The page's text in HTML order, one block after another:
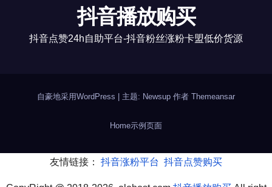
抖音播放购买
抖音点赞24h自助平台-抖音粉丝涨粉卡盟低价货源
自豪地采用WordPress 主题: Newsup 作者 Themeansar
Home示例页面
友情链接： 抖音涨粉平台 抖音点赞购买